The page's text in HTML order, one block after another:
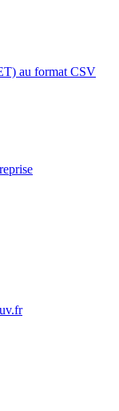
au format CSV